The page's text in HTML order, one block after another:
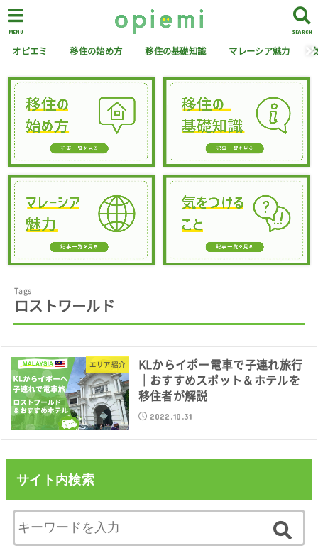
SEARCH
MENU
オピエミ 移住の始め方 移住の基礎知識 マレーシア魅力
ロストワールド
エリア紹介
KLからイポー電車で子連れ旅行
｜おすすめスポット＆ホテルを
移住者が解説
2022.10.31
サイト内検索